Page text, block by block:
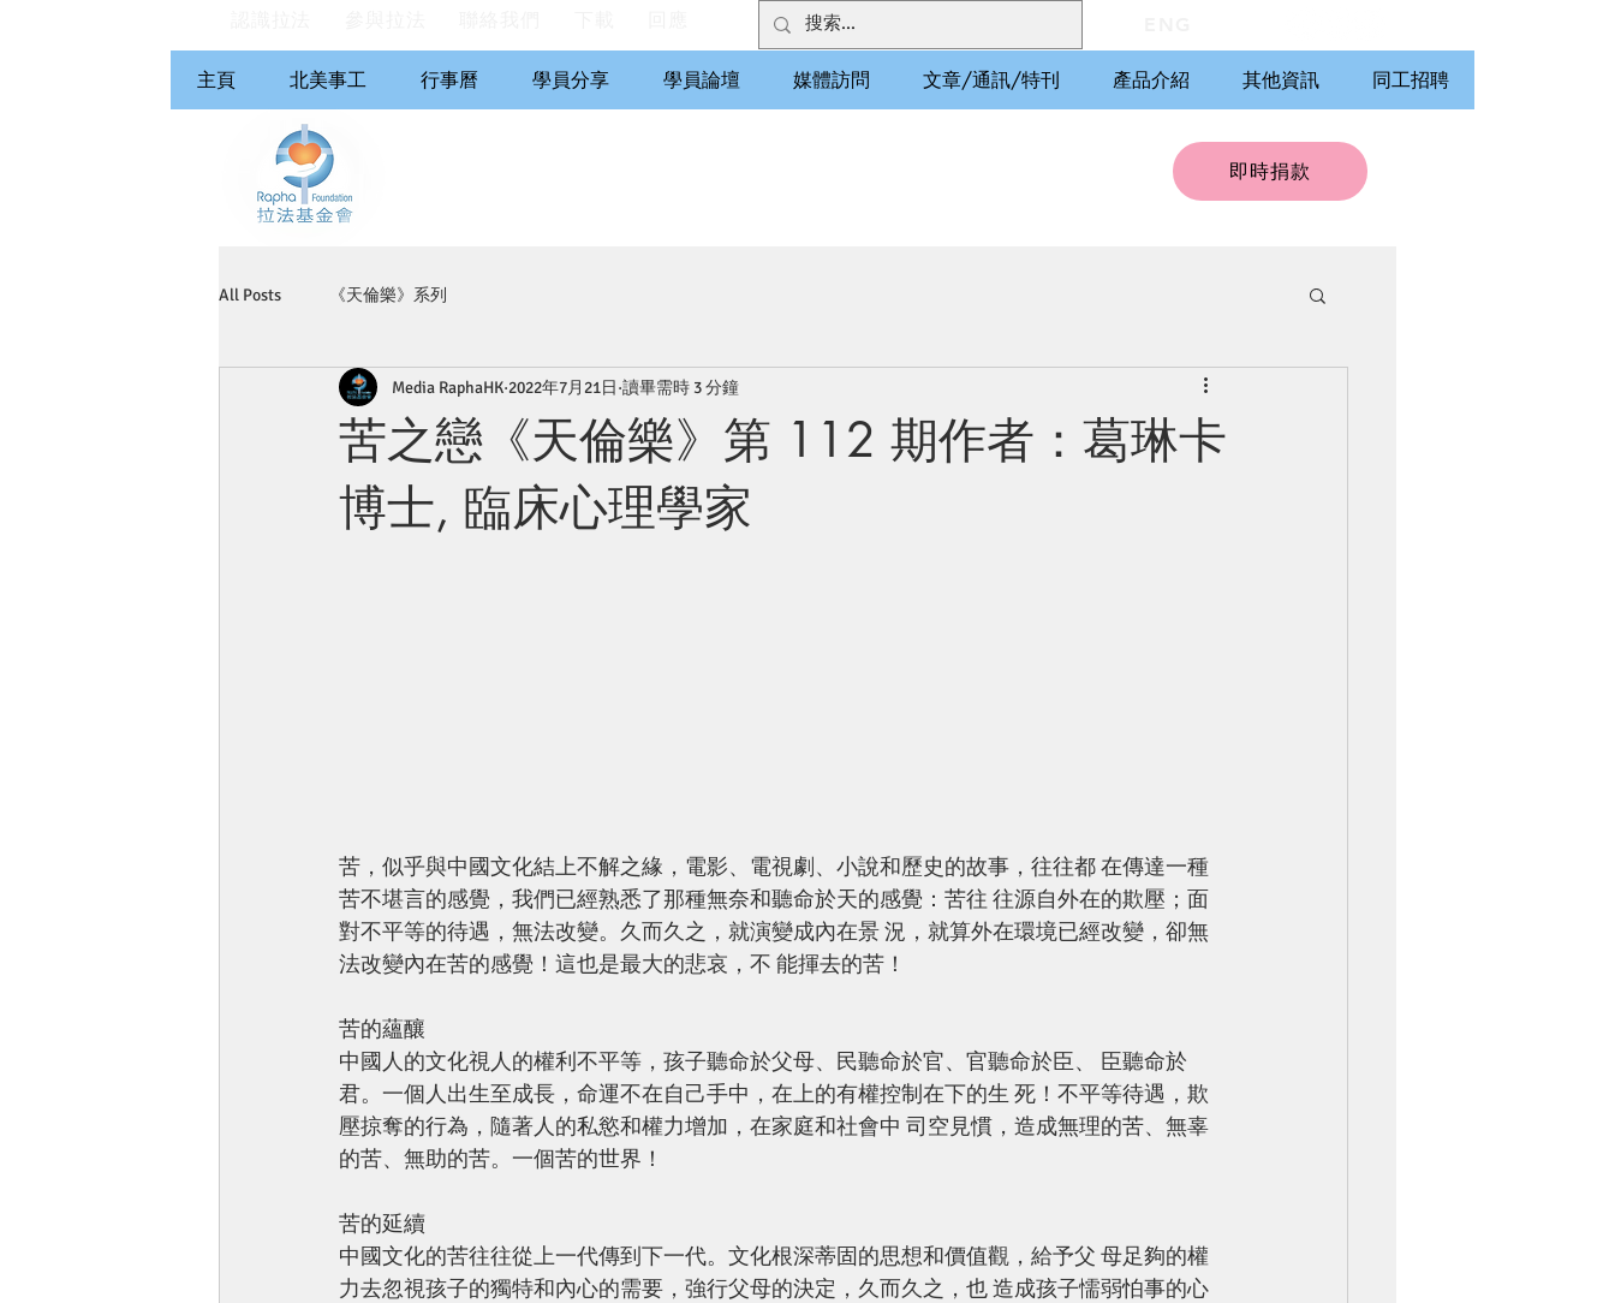
即時捐款
主頁 北美事工 行事曆 學員分享 學員論壇 媒體訪問 文章/通訊/特刊 產品介紹 其他資訊 同工招聘
All Posts 《天倫樂》系列
苦之戀《天倫樂》第 112 期作者：葛琳卡
博士, 臨床心理學家
Media RaphaHK 2022年7月21日 讀畢需時 3 分鐘
苦，似乎與中國文化結上不解之緣，電影、電視劇、小說和歷史的故事，往往都 在傳達一種
苦不堪言的感覺，我們已經熟悉了那種無奈和聽命於天的感覺：苦往 往源自外在的欺壓；面
對不平等的待遇，無法改變。久而久之，就演變成內在景 況，就算外在環境已經改變，卻無
法改變內在苦的感覺！這也是最大的悲哀，不 能揮去的苦！
苦的蘊釀
中國人的文化視人的權利不平等，孩子聽命於父母、民聽命於官、官聽命於臣、 臣聽命於
君。一個人出生至成長，命運不在自己手中，在上的有權控制在下的生 死！不平等待遇，欺
壓掠奪的行為，隨著人的私慾和權力增加，在家庭和社會中 司空見慣，造成無理的苦、無辜
的苦、無助的苦。一個苦的世界！
苦的延續
中國文化的苦往往從上一代傳到下一代。文化根深蒂固的思想和價值觀，給予父 母足夠的權
力去忽視孩子的獨特和內心的需要，強行父母的決定，久而久之，也 造成孩子懦弱怕事的心